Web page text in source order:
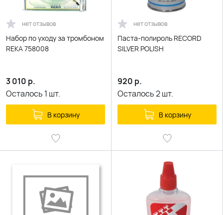
нет отзывов
Набор по уходу за тромбоном
REKA 758008
3 010 р.
Осталось 1 шт.
В корзину
нет отзывов
Паста-полироль RECORD
SILVER POLISH
920 р.
Осталось2шт.
В корзину